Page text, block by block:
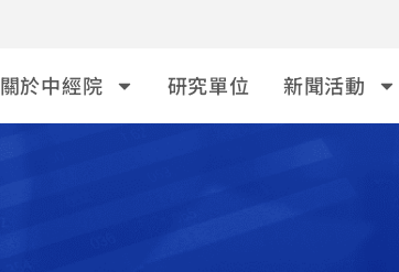
關於中經院 研究單位 新聞活動